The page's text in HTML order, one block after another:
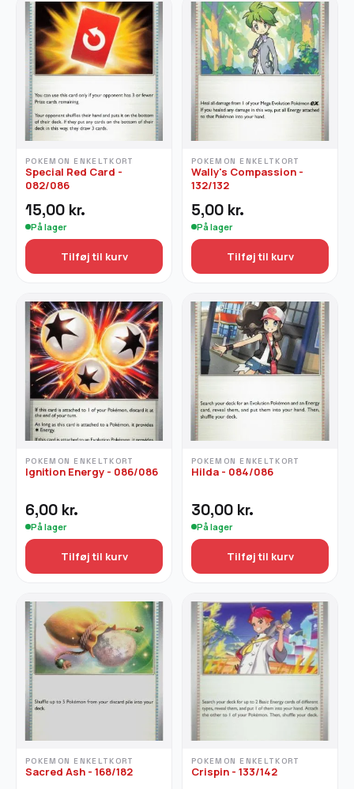
POKEMON ENKELTKORT
Special Red Card -
082/086
15,00 kr.
På lager
Tilføj til kurv
POKEMON ENKELTKORT
Wally's Compassion -
132/132
5,00 kr.
På lager
Tilføj til kurv
POKEMON ENKELTKORT
Ignition Energy - 086/086
6,00 kr.
På lager
Tilføj til kurv
POKEMON ENKELTKORT
Hilda - 084/086
30,00 kr.
På lager
Tilføj til kurv
POKEMON ENKELTKORT
Sacred Ash - 168/182
POKEMON ENKELTKORT
Crispin - 133/142